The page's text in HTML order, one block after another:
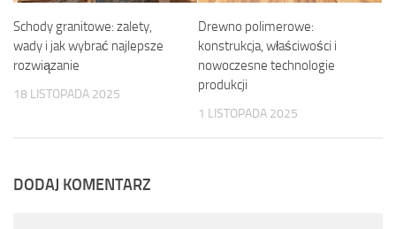
Schody granitowe: zalety,
wady i jak wybrać najlepsze
rozwiązanie
18 LISTOPADA 2025
Drewno polimerowe:
konstrukcja, właściwości i
nowoczesne technologie
produkcji
1 LISTOPADA 2025
DODAJ KOMENTARZ